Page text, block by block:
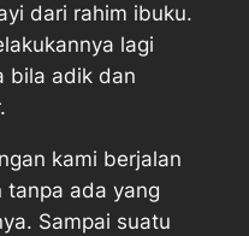
dari rahim ibuku.
lagi
bila adik dan
kami berjalan
tanpa ada yang
Sampai suatu